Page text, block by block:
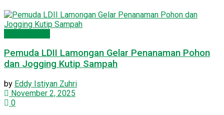
Pemuda LDII Lamongan Gelar Penanaman Pohon
dan Jogging Kutip Sampah
by Eddy Istiyan Zuhri
November 2, 2025
0